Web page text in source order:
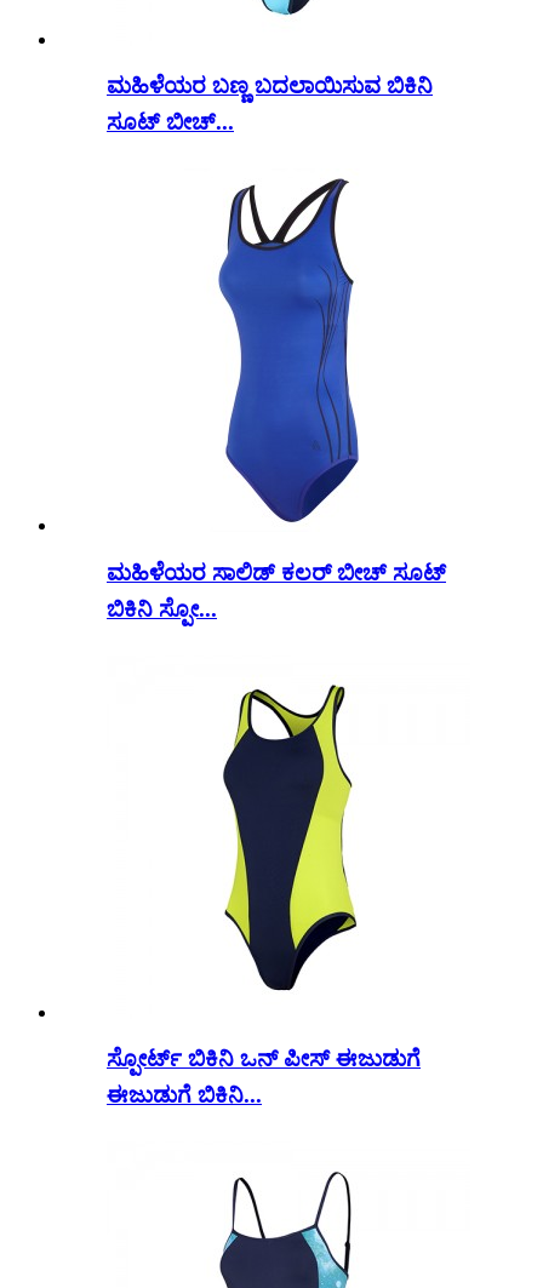
ಮಹಿಳೆಯರ ಬಣ್ಣ ಬದಲಾಯಿಸುವ ಬಿಕಿನಿ
ಸೂಟ್ ಬೀಚ್...
ಮಹಿಳೆಯರ ಸಾಲಿಡ್ ಕಲರ್ ಬೀಚ್ ಸೂಟ್
ಬಿಕಿನಿ ಸ್ಪೋ...
ಸ್ಪೋರ್ಟ್ ಬಿಕಿನಿ ಒನ್ ಪೀಸ್ ಈಜುಡುಗೆ
ಈಜುಡುಗೆ ಬಿಕಿನಿ...